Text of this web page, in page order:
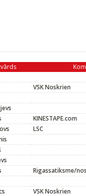
VSK Noskrien
KINESTAPE.com
LSC
Rigassatiksme/
VSK Noskrien